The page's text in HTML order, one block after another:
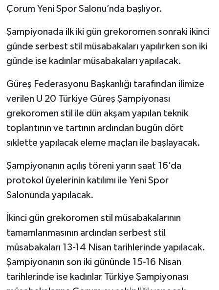
Çorum Yeni Spor Salonu’nda başlıyor.
Şampiyonada ilk iki gün grekoromen sonraki ikinci
günde serbest stil müsabakaları yapılırken son iki
günde ise kadınlar müsabakaları yapılacak.
Güreş Federasyonu Başkanlığı tarafından ilimize
verilen U 20 Türkiye Güreş Şampiyonası
grekoromen stil ile dün akşam yapılan teknik
toplantının ve tartının ardından bugün dört
sıklette yapılacak eleme maçları ile başlayacak.
Şampiyonanın açılış töreni yarın saat 16’da
protokol üyelerinin katılımı ile Yeni Spor
Salonunda yapılacak.
İkinci gün grekoromen stil müsabakalarının
tamamlanmasının ardından serbest stil
müsabakaları 13-14 Nisan tarihlerinde yapılacak.
Şampiyonanın son iki gününde 15-16 Nisan
tarihlerinde ise kadınlar Türkiye Şampiyonası